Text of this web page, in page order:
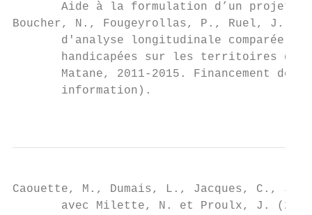
Aide à la formulation d’un projet
Boucher, N., Fougeyrollas, P., Ruel, J.,
d'analyse longitudinale comparée
handicapées sur les territoires
Matane, 2011-2015. Financement de
       information).
Caouette, M., Dumais, L., Jacques, C.,
avec Milette, N. et Proulx, J.